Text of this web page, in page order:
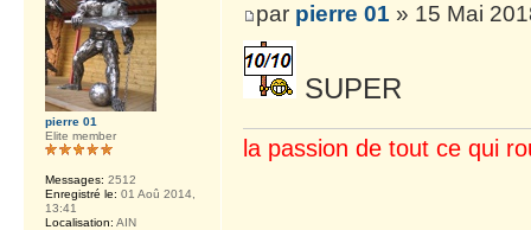
par pierre 01 » 15 Mai
SUPER
la passion de tout ce qui
pierre 01
Elite member
Messages: 2512
Enregistré le: 01 Aoû 2014,
13:41
Localisation: AIN